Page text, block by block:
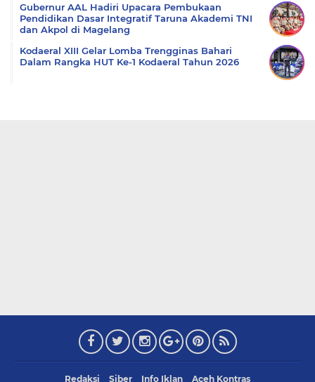
Gubernur AAL Hadiri Upacara Pembukaan
Pendidikan Dasar Integratif Taruna Akademi TNI
dan Akpol di Magelang
Kodaeral XIII Gelar Lomba Trengginas Bahari
Dalam Rangka HUT Ke-1 Kodaeral Tahun 2026
Redaksi Siber Info Iklan Aceh Kontras